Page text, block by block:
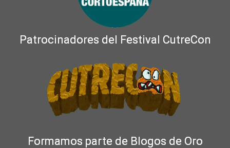
Patrocinadores del Festival CutreCon
Formamos parte de Blogos de Oro